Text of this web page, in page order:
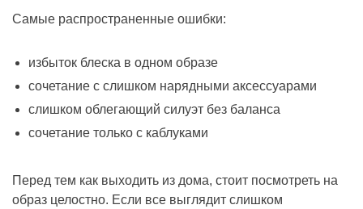
Самые распространенные ошибки:
избыток блеска в одном образе
сочетание с слишком нарядными аксессуарами
слишком облегающий силуэт без баланса
сочетание только с каблуками
Перед тем как выходить из дома, стоит посмотреть на
образ целостно. Если все выглядит слишком